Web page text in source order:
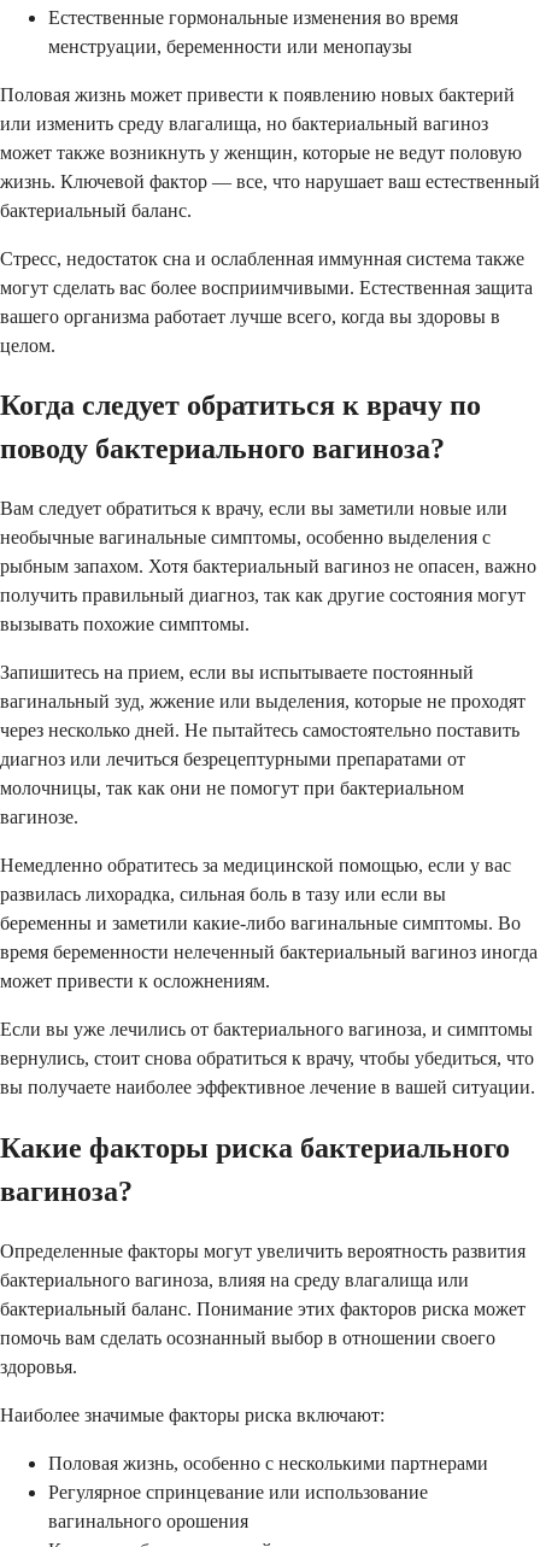
Естественные гормональные изменения во время
менструации, беременности или менопаузы
Половая жизнь может привести к появлению новых бактерий
или изменить среду влагалища, но бактериальный вагиноз
может также возникнуть у женщин, которые не ведут половую
жизнь. Ключевой фактор — все, что нарушает ваш естественный
бактериальный баланс.
Стресс, недостаток сна и ослабленная иммунная система также
могут сделать вас более восприимчивыми. Естественная защита
вашего организма работает лучше всего, когда вы здоровы в
целом.
Когда следует обратиться к врачу по
поводу бактериального вагиноза?
Вам следует обратиться к врачу, если вы заметили новые или
необычные вагинальные симптомы, особенно выделения с
рыбным запахом. Хотя бактериальный вагиноз не опасен, важно
получить правильный диагноз, так как другие состояния могут
вызывать похожие симптомы.
Запишитесь на прием, если вы испытываете постоянный
вагинальный зуд, жжение или выделения, которые не проходят
через несколько дней. Не пытайтесь самостоятельно поставить
диагноз или лечиться безрецептурными препаратами от
молочницы, так как они не помогут при бактериальном
вагинозе.
Немедленно обратитесь за медицинской помощью, если у вас
развилась лихорадка, сильная боль в тазу или если вы
беременны и заметили какие-либо вагинальные симптомы. Во
время беременности нелеченный бактериальный вагиноз иногда
может привести к осложнениям.
Если вы уже лечились от бактериального вагиноза, и симптомы
вернулись, стоит снова обратиться к врачу, чтобы убедиться, что
вы получаете наиболее эффективное лечение в вашей ситуации.
Какие факторы риска бактериального
вагиноза?
Определенные факторы могут увеличить вероятность развития
бактериального вагиноза, влияя на среду влагалища или
бактериальный баланс. Понимание этих факторов риска может
помочь вам сделать осознанный выбор в отношении своего
здоровья.
Наиболее значимые факторы риска включают:
Половая жизнь, особенно с несколькими партнерами
Регулярное спринцевание или использование
вагинального орошения